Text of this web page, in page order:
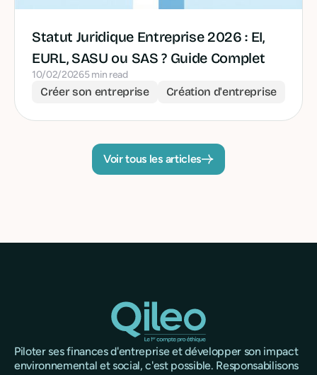
Statut Juridique Entreprise 2026 : EI,
EURL, SASU ou SAS ? Guide Complet
10/02/20265 min read
Créer son entreprise Création d'entreprise
Voir tous les articles
Piloter ses finances d'entreprise et développer son impact
environnemental et social, c'est possible. Responsabilisons